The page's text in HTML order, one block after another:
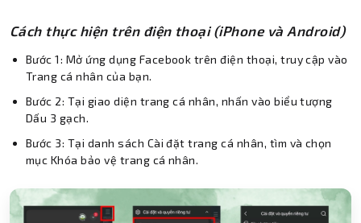
Cách thực hiện trên điện thoại (iPhone và Android)
Bước 1: Mở ứng dụng Facebook trên điện thoại, truy cập vào
Trang cá nhân của bạn.
Bước 2: Tại giao diện trang cá nhân, nhấn vào biểu tượng
Dấu 3 gạch.
Bước 3: Tại danh sách Cài đặt trang cá nhân, tìm và chọn
mục Khóa bảo vệ trang cá nhân.